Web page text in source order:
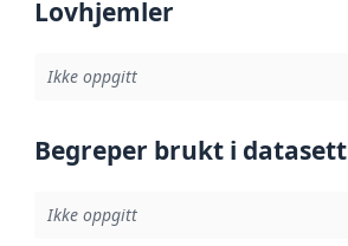
Lovhjemler
Ikke oppgitt
Begreper brukt i datasett
Ikke oppgitt